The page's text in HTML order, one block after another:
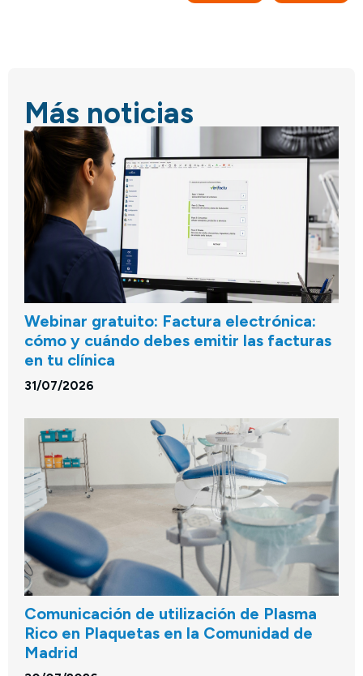
Más noticias
Webinar gratuito: Factura electrónica:
cómo y cuándo debes emitir las facturas
en tu clínica
31/07/2026
Comunicación de utilización de Plasma
Rico en Plaquetas en la Comunidad de
Madrid